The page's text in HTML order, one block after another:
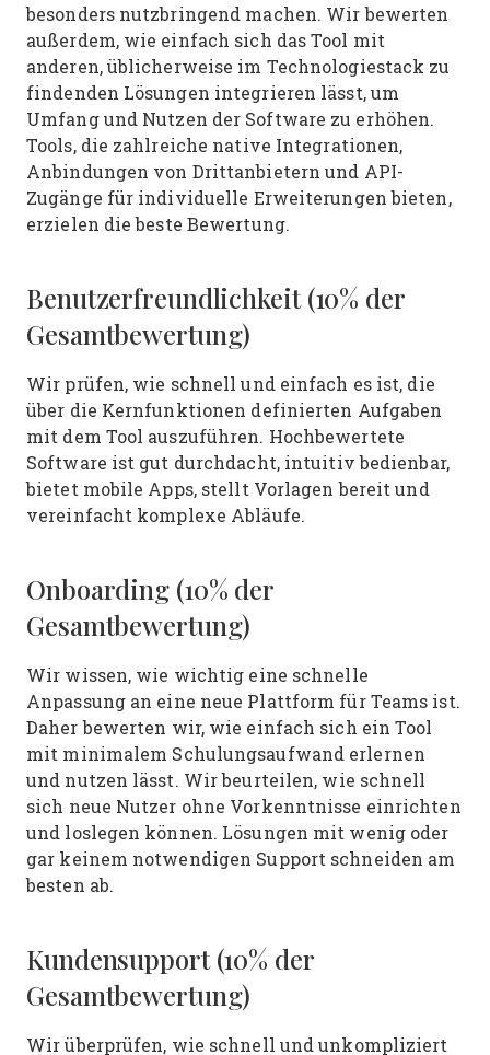
besonders nutzbringend machen. Wir bewerten
außerdem, wie einfach sich das Tool mit
anderen, üblicherweise im Technologiestack zu
findenden Lösungen integrieren lässt, um
Umfang und Nutzen der Software zu erhöhen.
Tools, die zahlreiche native Integrationen,
Anbindungen von Drittanbietern und API-
Zugänge für individuelle Erweiterungen bieten,
erzielen die beste Bewertung.
Benutzerfreundlichkeit (10% der
Gesamtbewertung)
Wir prüfen, wie schnell und einfach es ist, die
über die Kernfunktionen definierten Aufgaben
mit dem Tool auszuführen. Hochbewertete
Software ist gut durchdacht, intuitiv bedienbar,
bietet mobile Apps, stellt Vorlagen bereit und
vereinfacht komplexe Abläufe.
Onboarding (10% der
Gesamtbewertung)
Wir wissen, wie wichtig eine schnelle
Anpassung an eine neue Plattform für Teams ist.
Daher bewerten wir, wie einfach sich ein Tool
mit minimalem Schulungsaufwand erlernen
und nutzen lässt. Wir beurteilen, wie schnell
sich neue Nutzer ohne Vorkenntnisse einrichten
und loslegen können. Lösungen mit wenig oder
gar keinem notwendigen Support schneiden am
besten ab.
Kundensupport (10% der
Gesamtbewertung)
Wir überprüfen, wie schnell und unkompliziert